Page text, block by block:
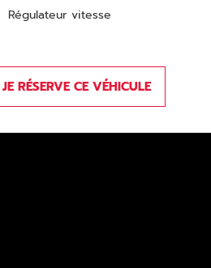
Régulateur vitesse
JE RÉSERVE CE VÉHICULE